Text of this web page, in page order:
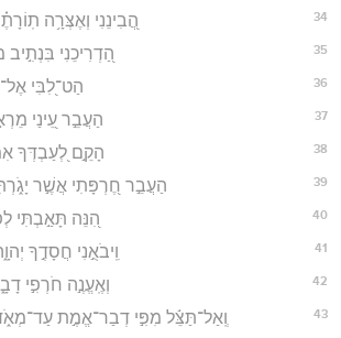
34 הֲ֭בִינֵנִי וְאֶצְּרָ֥ה
35 הַ֭דְרִיכֵנִי בִּנְתִ֣יב
36 הַט־לִ֭בִּי
37 הַעֲבֵ֣ר עֵ֭ינַי
38 הָקֵ֣ם לְ֭עַבְדְּךָ
39 הַעֲבֵ֣ר חֶ֭רְפָּתִי אֲשֶׁ֣ר
40 הִ֭נֵּה תָּאַ֣בְתִּי
41 וִֽיבֹאֻ֣נִי חֲסָדֶ֣ךָ
42 וְאֶֽעֱנֶ֣ה חֹרְפִ֣י
43 וְֽאַל־תַּצֵּ֬ל מִפִּ֣י דְבַר־אֱמֶ֣ת